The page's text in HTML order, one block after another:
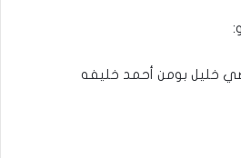
خليل بومن أحمد خليفه